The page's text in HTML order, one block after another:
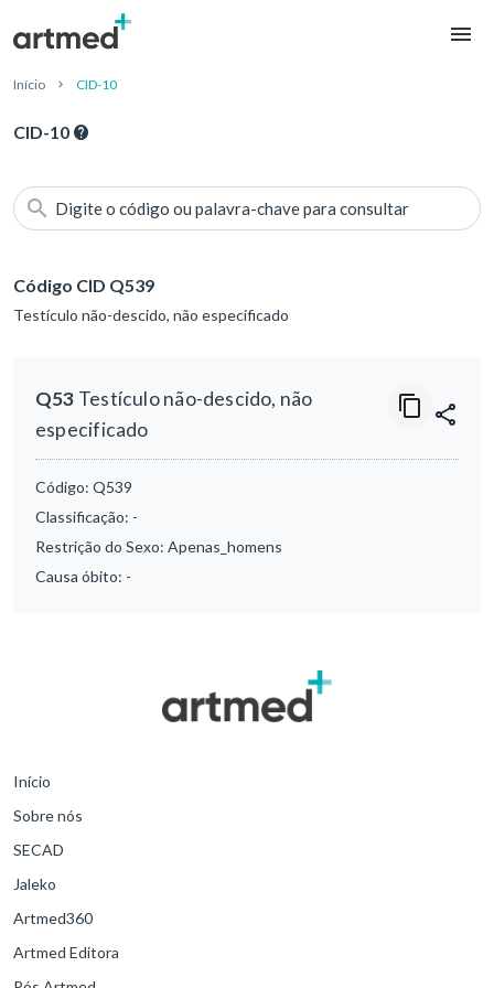
Início CID-10
CID-10
Digite o código ou palavra-chave para consultar
Código CID Q539
Testículo não-descido, não especificado
Q53 Testículo não-descido, não
especificado
Código: Q539
Classificação: -
Restrição do Sexo: Apenas_homens
Causa óbito: -
Início
Sobre nós
SECAD
Jaleko
Artmed360
Artmed Editora